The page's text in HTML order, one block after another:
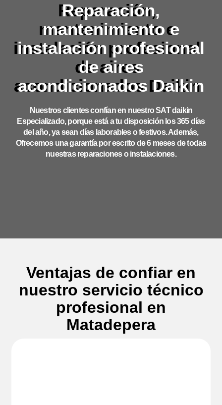
Reparación,
mantenimiento e
instalación profesional
de aires
acondicionados Daikin
Nuestros clientes confían en nuestro SAT daikin
Especializado, porque está a tu disposición los 365 días
del año, ya sean días laborables o festivos. Además,
Ofrecemos una garantía por escrito de 6 meses de todas
nuestras reparaciones o instalaciones.
Ventajas de confiar en
nuestro servicio técnico
profesional en
Matadepera